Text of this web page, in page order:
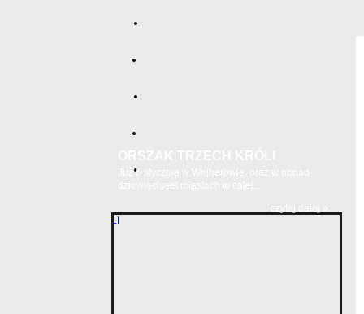
Już 6 stycznia w Wejherowie, oraz w ponad